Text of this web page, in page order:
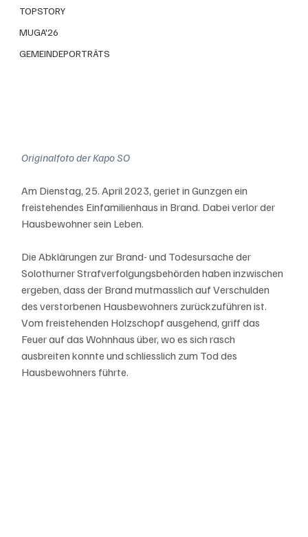
TOPSTORY
MUGA'26
GEMEINDEPORTRÄTS
Originalfoto der Kapo SO
Am Dienstag, 25. April 2023, geriet in Gunzgen ein
freistehendes Einfamilienhaus in Brand. Dabei verlor der
Hausbewohner sein Leben.
Die Abklärungen zur Brand- und Todesursache der
Solothurner Strafverfolgungsbehörden haben inzwischen
ergeben, dass der Brand mutmasslich auf Verschulden
des verstorbenen Hausbewohners zurückzuführen ist.
Vom freistehenden Holzschopf ausgehend, griff das
Feuer auf das Wohnhaus über, wo es sich rasch
ausbreiten konnte und schliesslich zum Tod des
Hausbewohners führte.